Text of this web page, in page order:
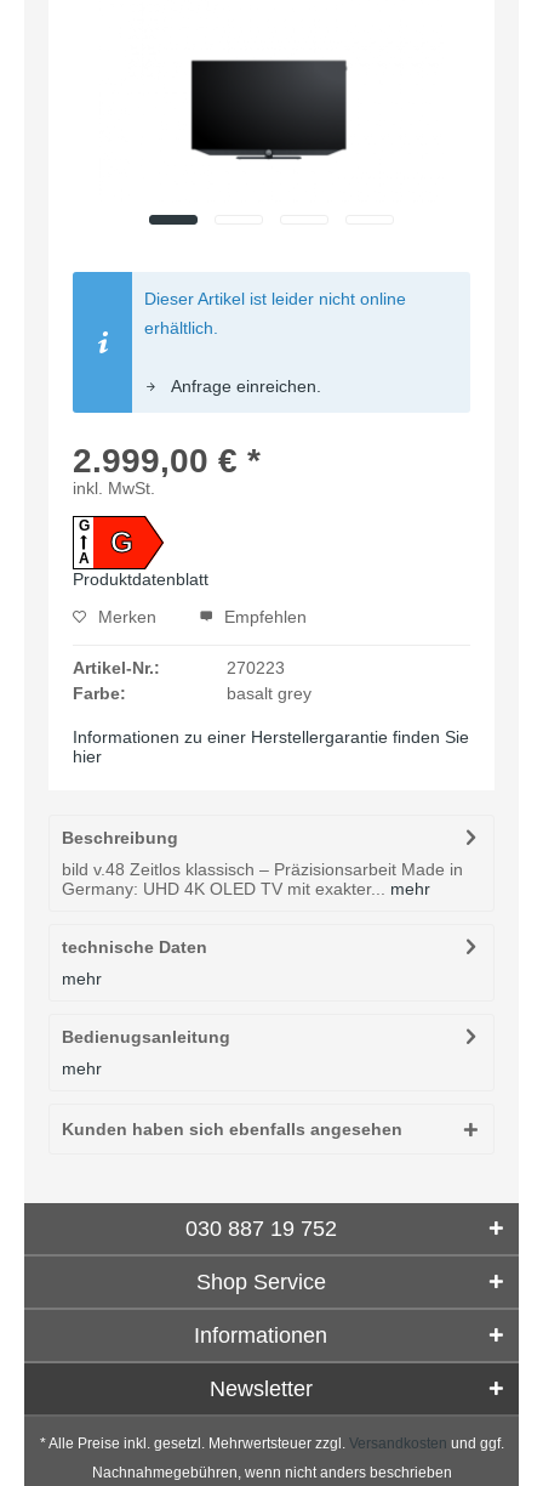
Dieser Artikel ist leider nicht online
erhältlich.
Anfrage einreichen.
2.999,00 € *
inkl. MwSt.
G
G
A
Produktdatenblatt
Merken
Empfehlen
Artikel-Nr.:
270223
Farbe:
basalt grey
Informationen zu einer Herstellergarantie finden Sie
hier
Beschreibung
bild v.48 Zeitlos klassisch – Präzisionsarbeit Made in
Germany: UHD 4K OLED TV mit exakter...
mehr
technische Daten
mehr
Bedienugsanleitung
mehr
Kunden haben sich ebenfalls angesehen
030 887 19 752
Shop Service
Informationen
Newsletter
* Alle Preise inkl. gesetzl. Mehrwertsteuer zzgl. Versandkosten und ggf.
Nachnahmegebühren, wenn nicht anders beschrieben